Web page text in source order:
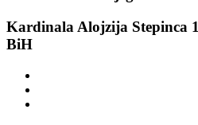
Kardinala Alojzija Stepinca
BiH